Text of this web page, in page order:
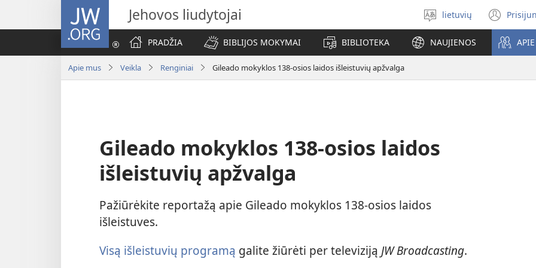
JW.ORG Jehovos liudytojai
Pasirinkite
kalbą
lietuvių
PRADŽIA
BIBLIJOS MOKYMAI BIBLIOTEKA NAUJIENOS
Apie mus Veikla Renginiai Gileado mokyklos 138-osios laidos išleistuvių apžvalga
Gileado mokyklos 138-osios laidos
išleistuvių apžvalga
Pažiūrėkite reportažą apie Gileado mokyklos 138-osios laidos
išleistuves.
Visą išleistuvių programą galite žiūrėti per televiziją JW Broadcasting.